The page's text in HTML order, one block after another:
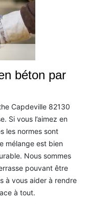
béton par
Capdeville 82130
Si vous l’aimez en
les normes sont
mélange est bien
Nous sommes
pouvant être
à vous aider à rendre
à tout.